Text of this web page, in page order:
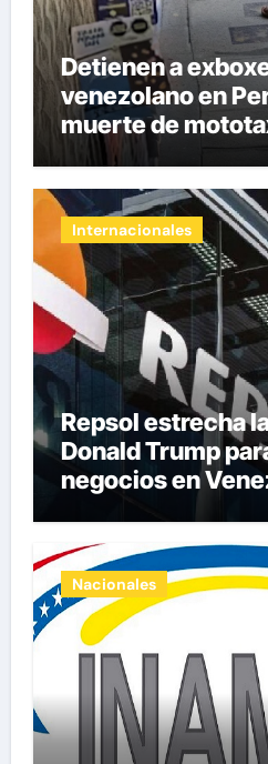
Detienen a
venezolano en
muerte de
una riña
Internacionales
Repsol estrecha
Donald Trump
negocios en
Nacionales